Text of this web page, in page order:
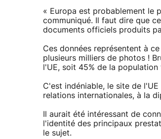
« Europa est probablement le
communiqué. Il faut dire que
documents officiels produits
Ces données représentent à
plusieurs milliers de photos !
l'UE, soit 45% de la population
C'est indéniable, le site de
relations internationales, à la
Il aurait été intéressant de
l'identité des principaux
le sujet.